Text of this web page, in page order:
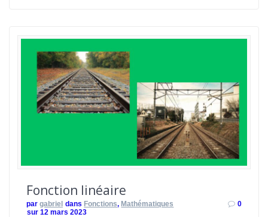
Fonction linéaire
par gabriel dans Fonctions, Mathématiques
sur 12 mars 2023
0